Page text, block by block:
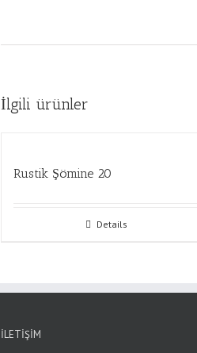
İlgili ürünler
Rustik Şömine 20
Details
İLETIŞIM